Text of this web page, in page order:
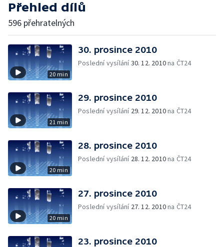
Přehled dílů
596 přehratelných
20 min
30. prosince 2010
Poslední vysílání30. 12. 2010na ČT24
21 min
29. prosince 2010
Poslední vysílání 29. 12. 2010na ČT24
20 min
28. prosince 2010
Poslední vysílání 28. 12. 2010na ČT24
20 min
27. prosince 2010
Poslední vysílání 27. 12. 2010na ČT24
23. prosince 2010